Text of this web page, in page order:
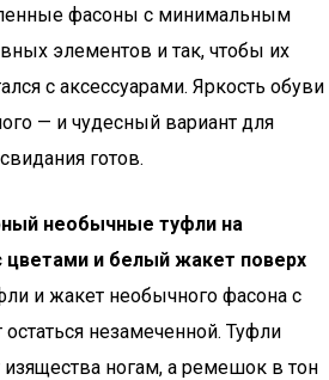
фасоны с минимальным
элементов и так, чтобы их
с аксессуарами. Яркость обуви
— и чудесный вариант для
готов.
необычные туфли на
и белый жакет поверх
и жакет необычного фасона с
незамеченной. Туфли
изящества ногам, а ремешок в тон